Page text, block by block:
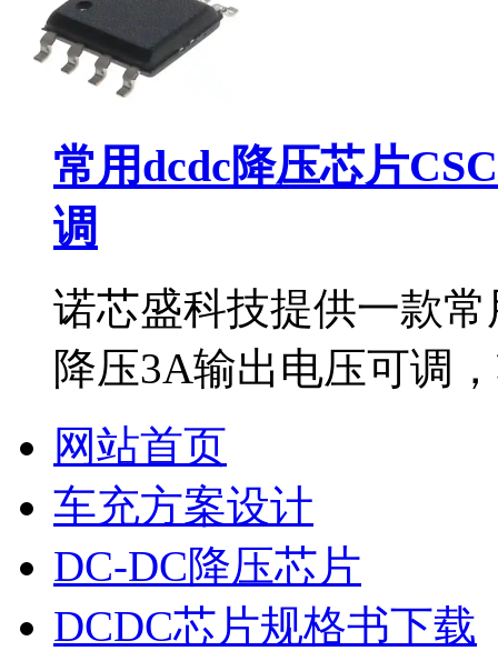
常用dcdc降压芯片
调
诺芯盛科技提供一款常
降压3A输出电压可调
网站首页
车充方案设计
DC-DC降压芯片
DCDC芯片规格书下载